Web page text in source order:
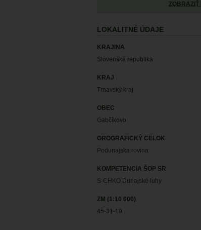
LOKALITNÉ ÚDAJE
KRAJINA
Slovenská republika
KRAJ
Trnavský kraj
OBEC
Gabčíkovo
OROGRAFICKÝ CELOK
Podunajska rovina
KOMPETENCIA ŠOP SR
S-CHKO Dunajské luhy
ZM (1:10 000)
45-31-19